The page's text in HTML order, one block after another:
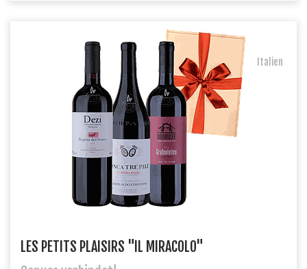
Italien
LES PETITS PLAISIRS "IL MIRACOLO"